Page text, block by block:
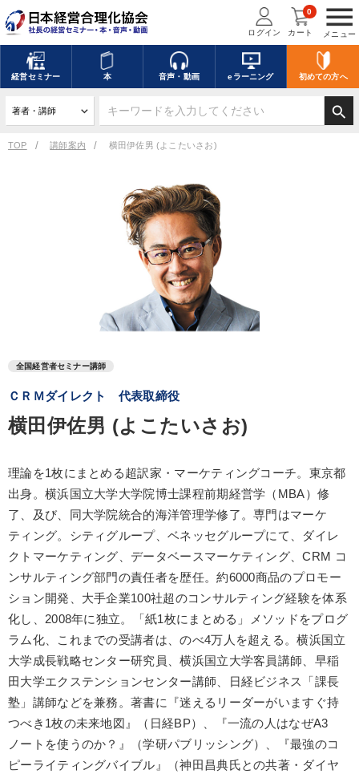
menu
メニュー
ログイン カート
0
経営セミナー 本 音声・動画 eラーニング 初めての方へ
search
TOP 講師案内 横田伊佐男 (よこたいさお)
全国経営者セミナー講師
ＣＲＭダイレクト 代表取締役
横田伊佐男 (よこたいさお)
理論を1枚にまとめる超訳家・マーケティングコーチ。東京都
出身。横浜国立大学大学院博士課程前期経営学（MBA）修
了、及び、同大学院統合的海洋管理学修了。専門はマーケ
ティング。シティグループ、ベネッセグループにて、ダイレ
クトマーケティング、データベースマーケティング、CRM コ
ンサルティング部門の責任者を歴任。約6000商品のプロモー
ション開発、大手企業100社超のコンサルティング経験を体系
化し、2008年に独立。「紙1枚にまとめる」メソッドをプログ
ラム化、これまでの受講者は、のべ4万人を超える。横浜国立
大学成長戦略センター研究員、横浜国立大学客員講師、早稲
田大学エクステンションセンター講師、日経ビジネス「課長
塾」講師などを兼務。著書に『迷えるリーダーがいますぐ持
つべき1枚の未来地図』（日経BP）、『一流の人はなぜA3
ノートを使うのか？』（学研パブリッシング）、『最強のコ
ピーライティングバイブル』（神田昌典氏との共著・ダイヤ